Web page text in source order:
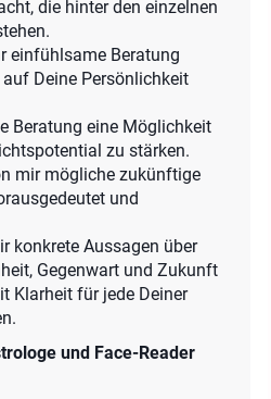
die hinter den einzelnen
einfühlsame Beratung
Deine Persönlichkeit
Beratung eine Möglichkeit
zu stärken.
mir mögliche zukünftige
und
konkrete Aussagen über
Gegenwart und Zukunft
Klarheit für jede Deiner
und Face-Reader